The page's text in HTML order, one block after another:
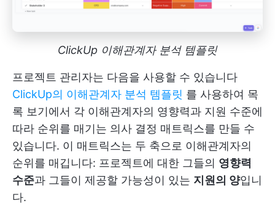
ClickUp 이해관계자 분석 템플릿
프로젝트 관리자는 다음을 사용할 수 있습니다
ClickUp의 이해관계자 분석 템플릿 를 사용하여 목
록 보기에서 각 이해관계자의 영향력과 지원 수준에
따라 순위를 매기는 의사 결정 매트릭스를 만들 수
있습니다. 이 매트릭스는 두 축으로 이해관계자의
순위를 매깁니다: 프로젝트에 대한 그들의 영향력
수준과 그들이 제공할 가능성이 있는 지원의 양입니
다.